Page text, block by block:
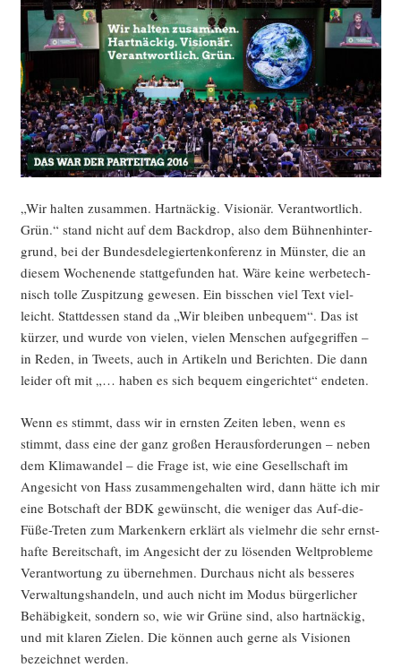
–
dar­
um
kämp­
fen
wir“
„Wir hal­ten zusam­men. Hart­nä­ckig. Visio­när. Ver­ant­wort­lich.
Grün.“ stand nicht auf dem Back­drop, also dem Büh­nen­hin­ter­
grund, bei der Bun­des­de­le­gier­ten­kon­fe­renz in Müns­ter, die an
die­sem Wochen­en­de statt­ge­fun­den hat. Wäre kei­ne wer­be­tech­
nisch tol­le Zuspit­zung gewe­sen. Ein biss­chen viel Text viel­
leicht. Statt­des­sen stand da „Wir blei­ben unbe­quem“. Das ist
kür­zer, und wur­de von vie­len, vie­len Men­schen auf­ge­grif­fen –
in Reden, in Tweets, auch in Arti­keln und Berich­ten. Die dann
lei­der oft mit „… haben es sich bequem ein­ge­rich­tet“ endeten.
Wenn es stimmt, dass wir in erns­ten Zei­ten leben, wenn es
stimmt, dass eine der ganz gro­ßen Her­aus­for­de­run­gen – neben
dem Kli­ma­wan­del – die Fra­ge ist, wie eine Gesell­schaft im
Ange­sicht von Hass zusam­men­ge­hal­ten wird, dann hät­te ich mir
eine Bot­schaft der BDK gewünscht, die weni­ger das Auf-die-
Füße-Tre­ten zum Mar­ken­kern erklärt als viel­mehr die sehr ernst­
haf­te Bereit­schaft, im Ange­sicht der zu lösen­den Welt­pro­ble­me
Ver­ant­wor­tung zu über­neh­men. Durch­aus nicht als bes­se­res
Ver­wal­tungs­han­deln, und auch nicht im Modus bür­ger­li­cher
Behä­big­keit, son­dern so, wie wir Grü­ne sind, also hart­nä­ckig,
und mit kla­ren Zie­len. Die kön­nen auch ger­ne als Visio­nen
bezeich­net werden.